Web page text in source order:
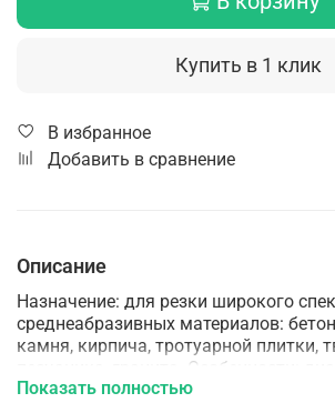
Купить в 1 клик
В избранное
Добавить в сравнение
Описание
Назначение: для резки широкого
среднеабразивных материалов:
камня, кирпича, тротуарной плитки,
песчаника, гранита. Особенности:
кромкой, имеют более чистый и
Показать полностью